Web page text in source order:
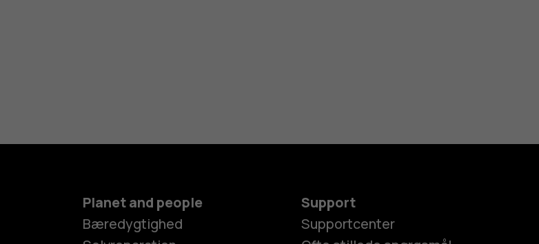
Planet and people
Bæredygtighed
Support
Supportcenter